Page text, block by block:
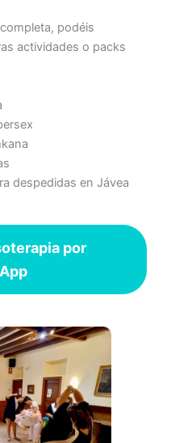
podéis
actividades o packs
despedidas en Jávea
por